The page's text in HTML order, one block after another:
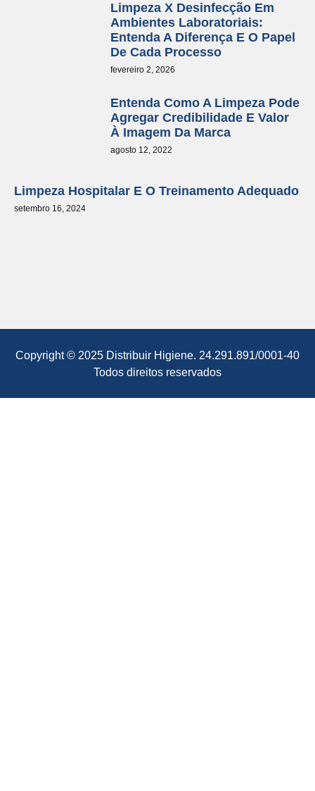
Limpeza X Desinfecção Em
Ambientes Laboratoriais:
Entenda A Diferença E O Papel
De Cada Processo
fevereiro 2, 2026
Entenda Como A Limpeza Pode
Agregar Credibilidade E Valor
À Imagem Da Marca
agosto 12, 2022
Limpeza Hospitalar E O Treinamento Adequado
setembro 16, 2024
Copyright © 2025 Distribuir Higiene. 24.291.891/0001-40
Todos direitos reservados